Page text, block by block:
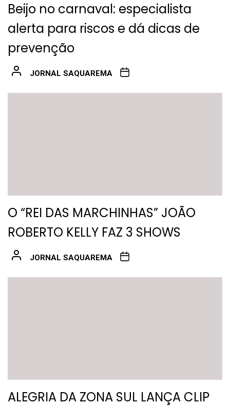
Beijo no carnaval: especialista
alerta para riscos e dá dicas de
prevenção
JORNAL SAQUAREMA
O “REI DAS MARCHINHAS” JOÃO
ROBERTO KELLY FAZ 3 SHOWS
JORNAL SAQUAREMA
ALEGRIA DA ZONA SUL LANÇA CLIP